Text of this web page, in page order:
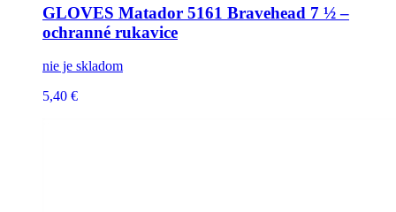
GLOVES Matador 5161 Bravehead 7 ½ –
ochranné rukavice
nie je skladom
5,40 €